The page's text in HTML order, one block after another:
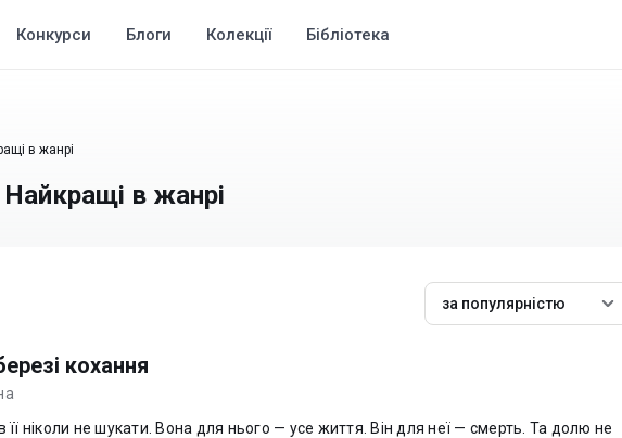
Конкурси Блоги Колекції Бібліотека
в жанрі
Найкращі в жанрі
за популярністю
кохання
її ніколи не шукати. Вона для нього — усе життя. Він для неї — смерть. Та долю не